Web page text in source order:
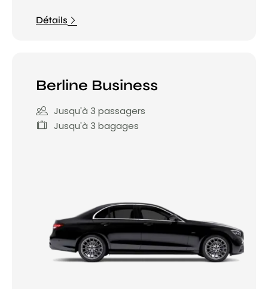
Détails
Berline Business
Jusqu'à 3 passagers
Jusqu'à 3 bagages